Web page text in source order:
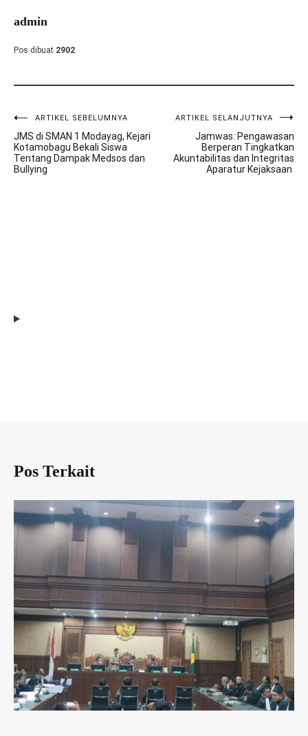
admin
Pos dibuat 2902
Navigasi
pos
ARTIKEL SEBELUMNYA
JMS di SMAN 1 Modayag, Kejari
Kotamobagu Bekali Siswa
Tentang Dampak Medsos dan
Bullying
ARTIKEL SELANJUTNYA
Jamwas: Pengawasan
Berperan Tingkatkan
Akuntabilitas dan Integritas
Aparatur Kejaksaan
Pos Terkait